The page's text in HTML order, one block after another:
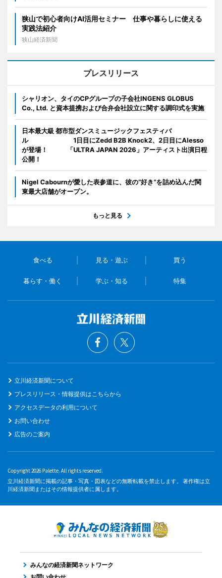
狭山で初心者向けAI活用セミナー 仕事や暮らしに使える
実践法紹介
狭山経済新聞
プレスリリース
シャリオン、タイのCPグループの子会社INGENS GLOBUS
Co., Ltd. と資本提携および合弁会社設立に関する調印式を実施
日本最大級 都市型ダンスミュージックフェスティバ
ル 1日目にZedd B2B Knock2、2日目にAlesso
が登場！ 「ULTRA JAPAN 2026」アーティスト出演日程
公開！
Nigel Cabournが愛した表参道に、彼の“好き”を詰め込んだ関
東最大店舗がオープン。
もっと見る
食べる 見る・遊ぶ 買う
暮らす・働く 学ぶ・知る 特集
立川経済新聞について
プレスリリース・情報提供はこちらから
アクセスデータの利用について
お問い合わせ
広告のご案内
Copyright 2026 Palette. All rights reserved.
立川経済新聞に掲載の記事・写真・図表などの無断転載を禁止します。 著作権は立
川経済新聞またはその情報提供者に属します。
みんなの経済新聞ネットワーク